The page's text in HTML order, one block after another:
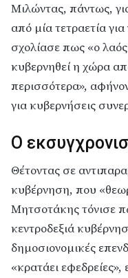
Μιλώντας, πάντως,
από μία τετραετία
σχολίασε πως «ο
κυβερνηθεί η χώρα
περισσότερα»,
για κυβερνήσεις
Ο
Θέτοντας σε
κυβέρνηση, που
Μητσοτάκης τόνισε
κεντροδεξιά
δημοσιονομικές
«κρατάει